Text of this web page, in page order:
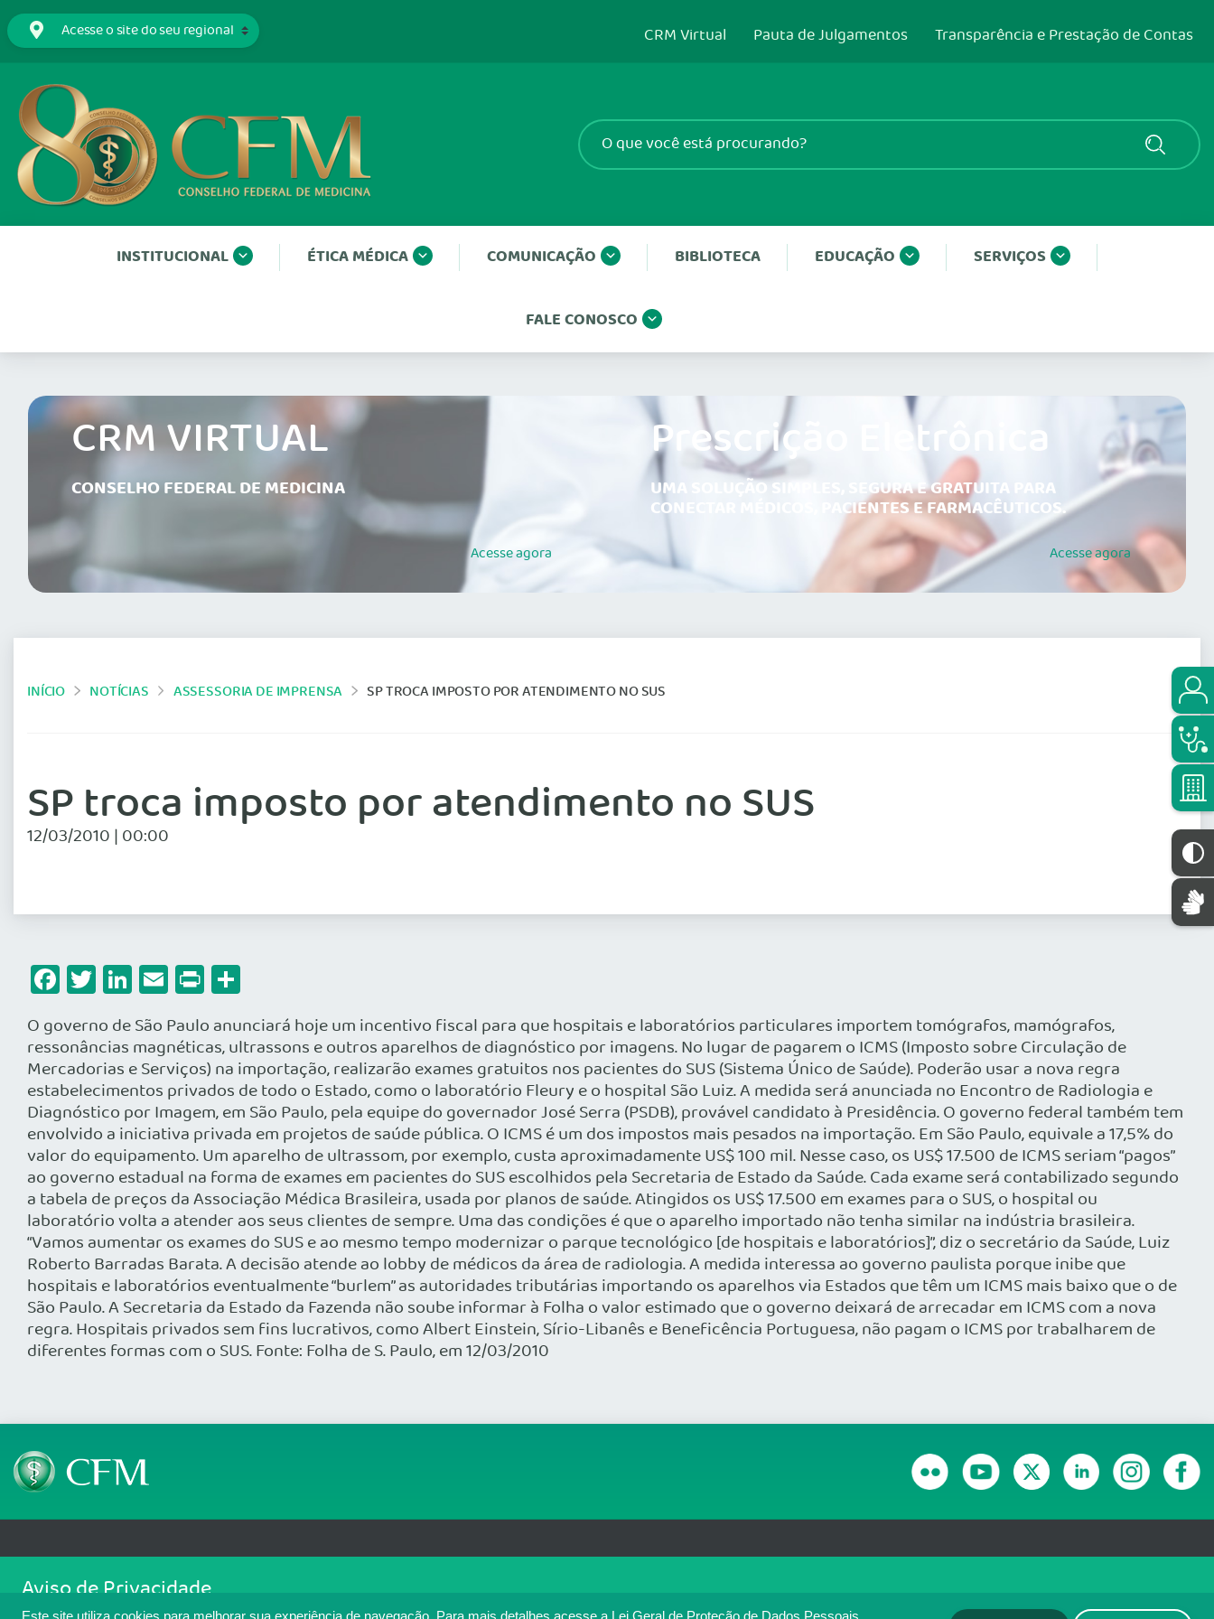
CRM Virtual Pauta de Julgamentos Transparência e Prestação de Contas
INSTITUCIONAL ÉTICA MÉDICA COMUNICAÇÃO BIBLIOTECA EDUCAÇÃO SERVIÇOS
FALE CONOSCO
CRM VIRTUAL
CONSELHO FEDERAL DE MEDICINA
Acesseagora
Prescrição Eletrônica
UMA SOLUÇÃO SIMPLES, SEGURA E GRATUITA PARA
CONECTAR MÉDICOS, PACIENTES E FARMACÊUTICOS.
Acesseagora
INÍCIO NOTÍCIAS ASSESSORIA DE IMPRENSA SP TROCA IMPOSTO POR ATENDIMENTO NO SUS
SP troca imposto por atendimento no SUS
12/03/2010 | 00:00
Facebook
Twitter
LinkedIn
Email
Print
O governo de São Paulo anunciará hoje um incentivo fiscal para que hospitais e laboratórios particulares importem tomógrafos, mamógrafos,
ressonâncias magnéticas, ultrassons e outros aparelhos de diagnóstico por imagens. No lugar de pagarem o ICMS (Imposto sobre Circulação de
Mercadorias e Serviços) na importação, realizarão exames gratuitos nos pacientes do SUS (Sistema Único de Saúde). Poderão usar a nova regra
estabelecimentos privados de todo o Estado, como o laboratório Fleury e o hospital São Luiz. A medida será anunciada no Encontro de Radiologia e
Diagnóstico por Imagem, em São Paulo, pela equipe do governador José Serra (PSDB), provável candidato à Presidência. O governo federal também tem
envolvido a iniciativa privada em projetos de saúde pública. O ICMS é um dos impostos mais pesados na importação. Em São Paulo, equivale a 17,5% do
valor do equipamento. Um aparelho de ultrassom, por exemplo, custa aproximadamente US$ 100 mil. Nesse caso, os US$ 17.500 de ICMS seriam “pagos”
ao governo estadual na forma de exames em pacientes do SUS escolhidos pela Secretaria de Estado da Saúde. Cada exame será contabilizado segundo
a tabela de preços da Associação Médica Brasileira, usada por planos de saúde. Atingidos os US$ 17.500 em exames para o SUS, o hospital ou
laboratório volta a atender aos seus clientes de sempre. Uma das condições é que o aparelho importado não tenha similar na indústria brasileira.
“Vamos aumentar os exames do SUS e ao mesmo tempo modernizar o parque tecnológico [de hospitais e laboratórios]”, diz o secretário da Saúde, Luiz
Roberto Barradas Barata. A decisão atende ao lobby de médicos da área de radiologia. A medida interessa ao governo paulista porque inibe que
hospitais e laboratórios eventualmente “burlem” as autoridades tributárias importando os aparelhos via Estados que têm um ICMS mais baixo que o de
São Paulo. A Secretaria da Estado da Fazenda não soube informar à Folha o valor estimado que o governo deixará de arrecadar em ICMS com a nova
regra. Hospitais privados sem fins lucrativos, como Albert Einstein, Sírio-Libanês e Beneficência Portuguesa, não pagam o ICMS por trabalharem de
diferentes formas com o SUS. Fonte: Folha de S. Paulo, em 12/03/2010
SGAS 616, Conjunto D, Lote 115, L2 Sul, Brasília/DF - CEP: 70200-760 - CNPJ: 33.583.550/0001-30
Copyright 2026 CFM. Todos os direitos reservados.
Aviso de Privacidade
Nós usamos cookies para melhorar sua experiência de navegação no portal. Ao utilizar o Portal Médico, você concorda com a política de monitoramento de